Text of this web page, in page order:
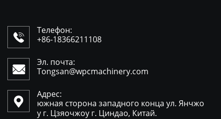

Телефон:
+86-18366211108

Эл. почта:
Tongsan@wpcmachinery.com

Адрес:
южная сторона западного конца ул. Янчжо
у г. Цзяочжоу г. Циндао, Китай.